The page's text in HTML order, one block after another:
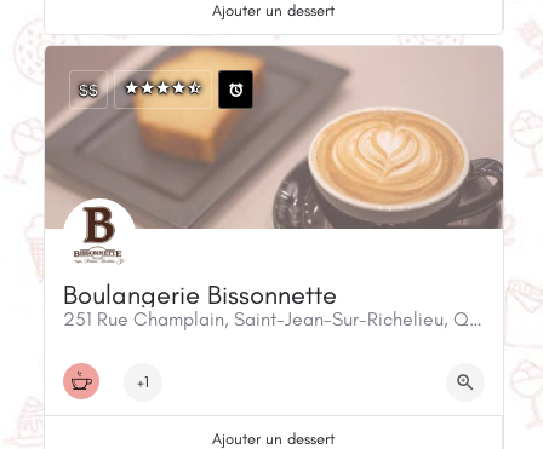
Ajouter un dessert
Boulangerie Bissonnette
251 Rue Champlain, Saint-Jean-Sur-Richelieu, QC, J3B 6W1, Canada
$$
+1
Ajouter un dessert